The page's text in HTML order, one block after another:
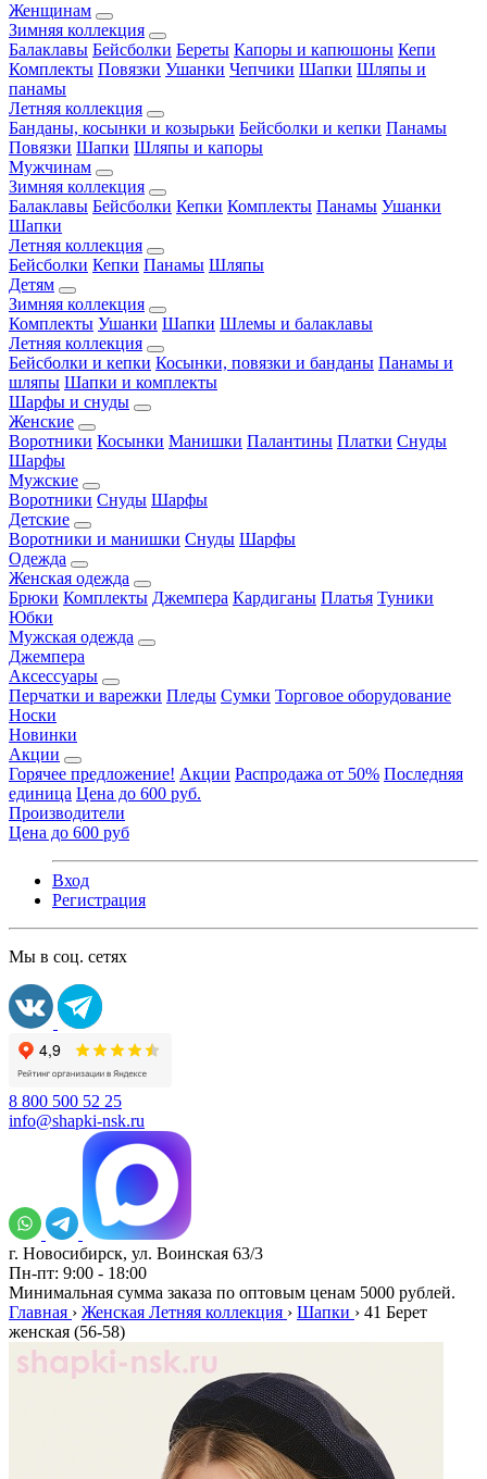
Женщинам
Зимняя коллекция
Балаклавы Бейсболки Береты Капоры и капюшоны Кепи
Комплекты Повязки Ушанки Чепчики Шапки Шляпы и
панамы
Летняя коллекция
Банданы, косынки и козырьки Бейсболки и кепки Панамы
Повязки Шапки Шляпы и капоры
Мужчинам
Зимняя коллекция
Балаклавы Бейсболки Кепки Комплекты Панамы Ушанки
Шапки
Летняя коллекция
Бейсболки Кепки Панамы Шляпы
Детям
Зимняя коллекция
Комплекты Ушанки Шапки Шлемы и балаклавы
Летняя коллекция
Бейсболки и кепки Косынки, повязки и банданы Панамы и
шляпы Шапки и комплекты
Шарфы и снуды
Женские
Воротники Косынки Манишки Палантины Платки Снуды
Шарфы
Мужские
Воротники Снуды Шарфы
Детские
Воротники и манишки Снуды Шарфы
Одежда
Женская одежда
Брюки Комплекты Джемпера Кардиганы Платья Туники
Юбки
Мужская одежда
Джемпера
Аксессуары
Перчатки и варежки Пледы Сумки Торговое оборудование
Носки
Новинки
Акции
Горячее предложение! Акции Распродажа от 50% Последняя
единица Цена до 600 руб.
Производители
Цена до 600 руб
Вход
Регистрация
Мы в соц. сетях
8 800 500 52 25
info@shapki-nsk.ru
г. Новосибирск, ул. Воинская 63/3
Пн-пт: 9:00 - 18:00
Минимальная сумма заказа по оптовым ценам 5000 рублей.
Главная › Женская Летняя коллекция › Шапки › 41 Берет
женская (56-58)